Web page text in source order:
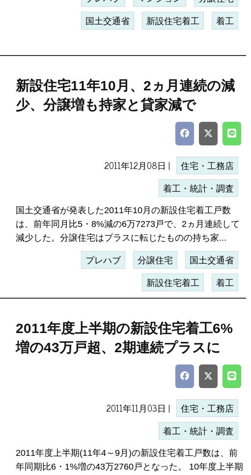
国土交通省 新設住宅着工 着工
新設住宅11年10月、2ヵ月連続の減
少、分譲増も持家と貸家減で
2011年12月08日 | 住宅・工務店
着工・統計・調査
国土交通省が発表した2011年10月の新設住宅着工戸数
は、前年同月比5・8%減の6万7273戸で、2ヵ月連続して
減少した。分譲住宅はプラスに転じたものの持ち家...
プレハブ 分譲住宅 国土交通省
新設住宅着工 着工
2011年度上半期の新設住宅着工6%
増の43万戸超、2期連続プラスに
2011年11月03日 | 住宅・工務店
着工・統計・調査
2011年度上半期(11年4～9月)の新設住宅着工戸数は、前
年同期比6・1%増の43万2760戸となった。 10年度上半期